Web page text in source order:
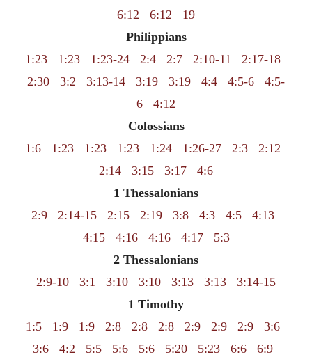
6:12
6:12
19
Philippians
1:23
1:23 1:23-24 2:4 2:7 2:10-11
2:17-18
2:30
3:2 3:13-14 3:19 3:19 4:4 4:5-6
4:5-
6
4:12
Colossians
1:6
1:23 1:23 1:23 1:24 1:26-27 2:3
2:12
2:14
3:15 3:17
4:6
1 Thessalonians
2:9
2:14-15 2:15 2:19 3:8 4:3 4:5
4:13
4:15
4:16 4:16 4:17
5:3
2 Thessalonians
2:9-10
3:1 3:10 3:10 3:13 3:13
3:14-15
1 Timothy
1:5
1:9 1:9 2:8 2:8 2:8 2:9 2:9 2:9
3:6
3:6
4:2 5:5 5:6 5:6 5:20 5:23 6:6
6:9